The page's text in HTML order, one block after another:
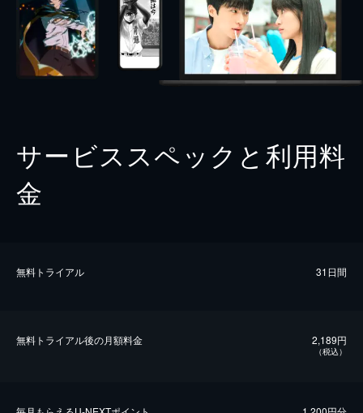
サービススペックと利用料
金
無料トライアル 31日間
無料トライアル後の⽉額料金 2,189円
（税込）